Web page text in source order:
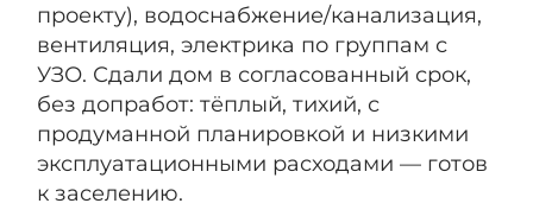
проекту), водоснабжение/канализация,
вентиляция, электрика по группам с
УЗО. Сдали дом в согласованный срок,
без допработ: тёплый, тихий, с
продуманной планировкой и низкими
эксплуатационными расходами — готов
к заселению.